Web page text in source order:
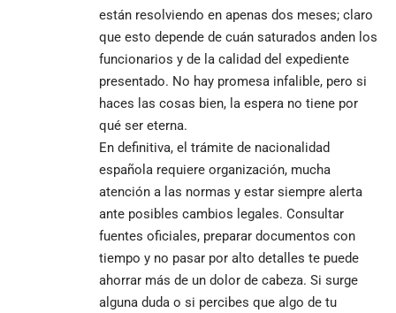
están resolviendo en apenas dos meses; claro
que esto depende de cuán saturados anden los
funcionarios y de la calidad del expediente
presentado. No hay promesa infalible, pero si
haces las cosas bien, la espera no tiene por
qué ser eterna.
En definitiva, el trámite de nacionalidad
española requiere organización, mucha
atención a las normas y estar siempre alerta
ante posibles cambios legales. Consultar
fuentes oficiales, preparar documentos con
tiempo y no pasar por alto detalles te puede
ahorrar más de un dolor de cabeza. Si surge
alguna duda o si percibes que algo de tu